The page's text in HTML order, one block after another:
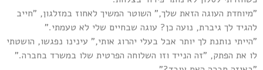
"מיוחדת העוגה הזאת שלך," השוטר המשיך לאחוז במזלגון, "חייב
להגיד לך גיברת, נועה כן? עוגה שבחיים שלי לא טעמתי."
"הייתי נותנת לך יותר אבל בעלי יהרוג אותי," עינינו נפגשו, הושטתי
לו את הפתק, "זה הנייד וזו השלוחה הפרטית שלו במשרד בחברה."